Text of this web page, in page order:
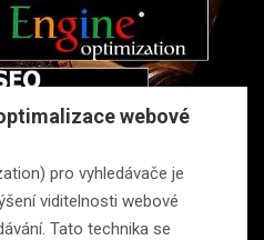
webové
pro vyhledávače je
viditelnosti webové
Tato technika se